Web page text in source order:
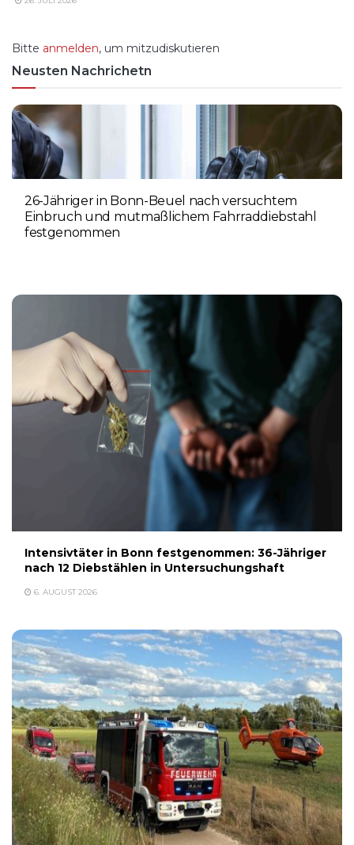
Bitte anmelden, um mitzudiskutieren
Neusten Nachrichetn
26-Jähriger in Bonn-Beuel nach versuchtem
Einbruch und mutmaßlichem Fahrraddiebstahl
festgenommen
Intensivtäter in Bonn festgenommen: 36-Jähriger
nach 12 Diebstählen in Untersuchungshaft
6. AUGUST 2026